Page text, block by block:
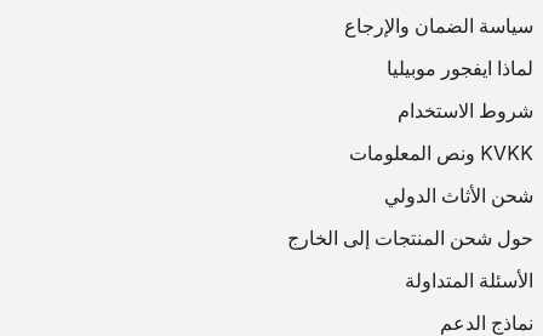
سياسة الضمان والإرجاع
لماذا ايفجور موبيليا
شروط الاستخدام
KVKK ونص المعلومات
شحن الأثاث الدولي
حول شحن المنتجات إلى الخارج
الأسئلة المتداولة
نماذج الدعم